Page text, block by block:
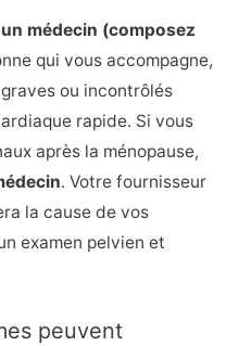
médecin (composez
qui vous accompagne,
ou incontrôlés
rapide. Si vous
après la ménopause,
. Votre fournisseur
la cause de vos
examen pelvien et
peuvent